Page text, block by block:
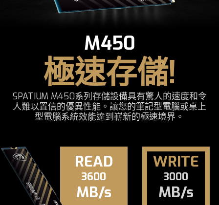
M450
極速存儲!
SPATIUM M450系列存儲設備具有驚人的速度和令
人難以置信的優異性能。讓您的筆記型電腦或桌上
型電腦系統效能達到嶄新的極速境界。
READ
3600
MB/s
WRITE
3000
MB/s